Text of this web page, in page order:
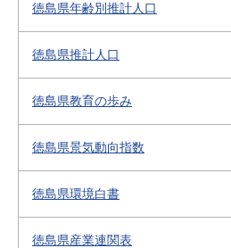
徳島県年齢別推計人口
徳島県推計人口
徳島県教育の歩み
徳島県景気動向指数
徳島県環境白書
徳島県産業連関表